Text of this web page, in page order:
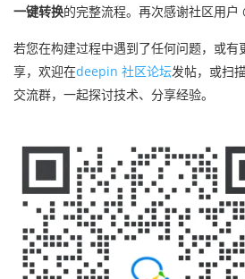
一键转换的完整流程。再次感谢社区用户
若您在构建过程中遇到了任何问题，或有
享，欢迎在deepin 社区论坛发帖，或扫
交流群， 一起探讨技术、分享经验。